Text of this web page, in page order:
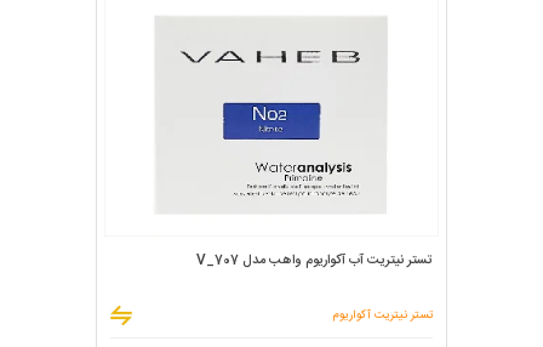
تستر نیتریت آب آکواریوم واهب مدل V_707
تستر نیتریت آکواریوم